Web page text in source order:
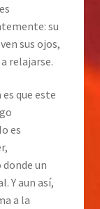
su
sus ojos,
relajarse.
que este
es
un
Y aun así,
a la